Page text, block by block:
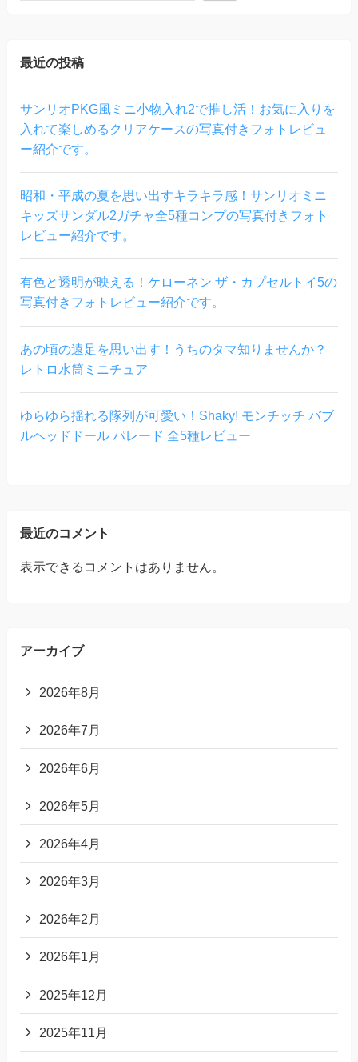
最近の投稿
サンリオPKG風ミニ小物入れ2で推し活！お気に入りを
入れて楽しめるクリアケースの写真付きフォトレビュ
ー紹介です。
昭和・平成の夏を思い出すキラキラ感！サンリオミニ
キッズサンダル2ガチャ全5種コンプの写真付きフォト
レビュー紹介です。
有色と透明が映える！ケローネン ザ・カプセルトイ5の
写真付きフォトレビュー紹介です。
あの頃の遠足を思い出す！うちのタマ知りませんか？
レトロ水筒ミニチュア
ゆらゆら揺れる隊列が可愛い！Shaky! モンチッチ バブ
ルヘッドドール パレード 全5種レビュー
最近のコメント
表示できるコメントはありません。
アーカイブ
2026年8月
2026年7月
2026年6月
2026年5月
2026年4月
2026年3月
2026年2月
2026年1月
2025年12月
2025年11月